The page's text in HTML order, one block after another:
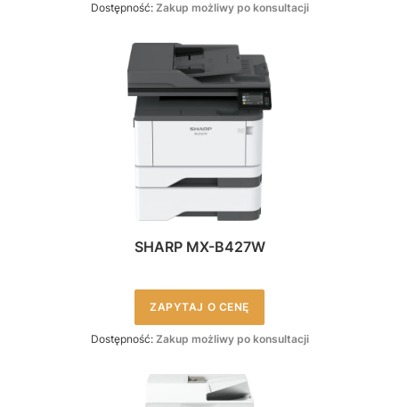
Dostępność: Zakup możliwy po konsultacji
SHARP MX-B427W
ZAPYTAJ O CENĘ
Dostępność: Zakup możliwy po konsultacji